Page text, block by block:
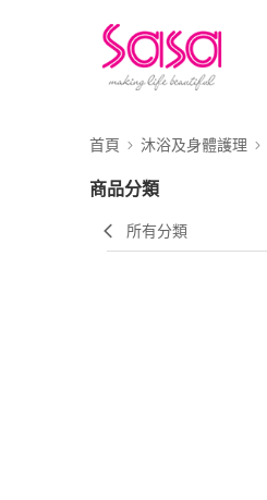
首頁 沐浴及身體護理
商品分類
所有分類